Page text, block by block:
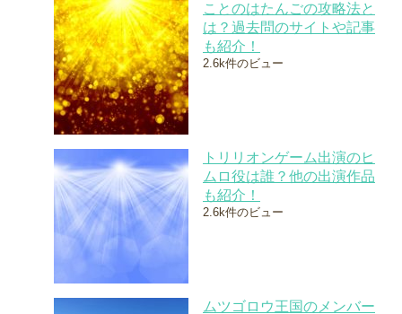
ことのはたんごの攻略法と
は？過去問のサイトや記事
も紹介！
2.6k件のビュー
トリリオンゲーム出演のヒ
ムロ役は誰？他の出演作品
も紹介！
2.6k件のビュー
ムツゴロウ王国のメンバー